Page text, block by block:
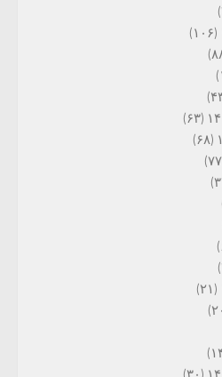
(۱۰۶)
(۶۳)
(۶۸)
(۲۱)